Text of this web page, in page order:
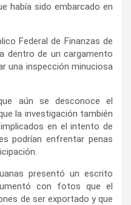
había sido embarcado en
Federal de Finanzas de
dentro de un cargamento
una inspección minuciosa
aún se desconoce el
la investigación también
en el intento de
podrían enfrentar penas
presentó un escrito
con fotos que el
de ser exportado y que